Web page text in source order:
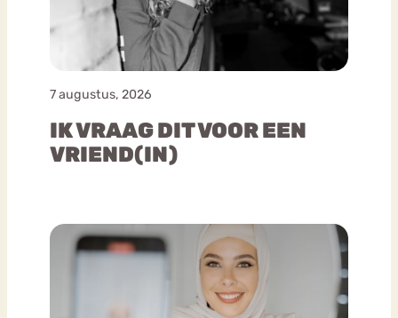
7 augustus, 2026
IK VRAAG DIT VOOR EEN
VRIEND(IN)